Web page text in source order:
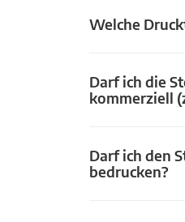
Welche
Darf ich die
kommerziell
Darf ich den
bedrucken?